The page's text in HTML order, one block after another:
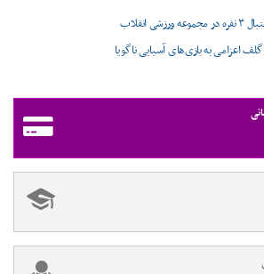
اعزامی به بازی‌های آسیایی ناگویا